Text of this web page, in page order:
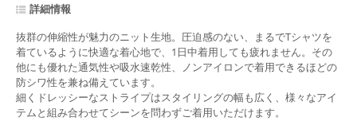
詳細情報
抜群の伸縮性が魅力のニット生地。圧迫感のない、まるでTシャツを
着ているように快適な着心地で、1日中着用しても疲れません。その
他にも優れた通気性や吸水速乾性、ノンアイロンで着用できるほどの
防シワ性を兼ね備えています。
細くドレッシーなストライプはスタイリングの幅も広く、様々なアイ
テムと組み合わせてシーンを問わずご着用いただけます。